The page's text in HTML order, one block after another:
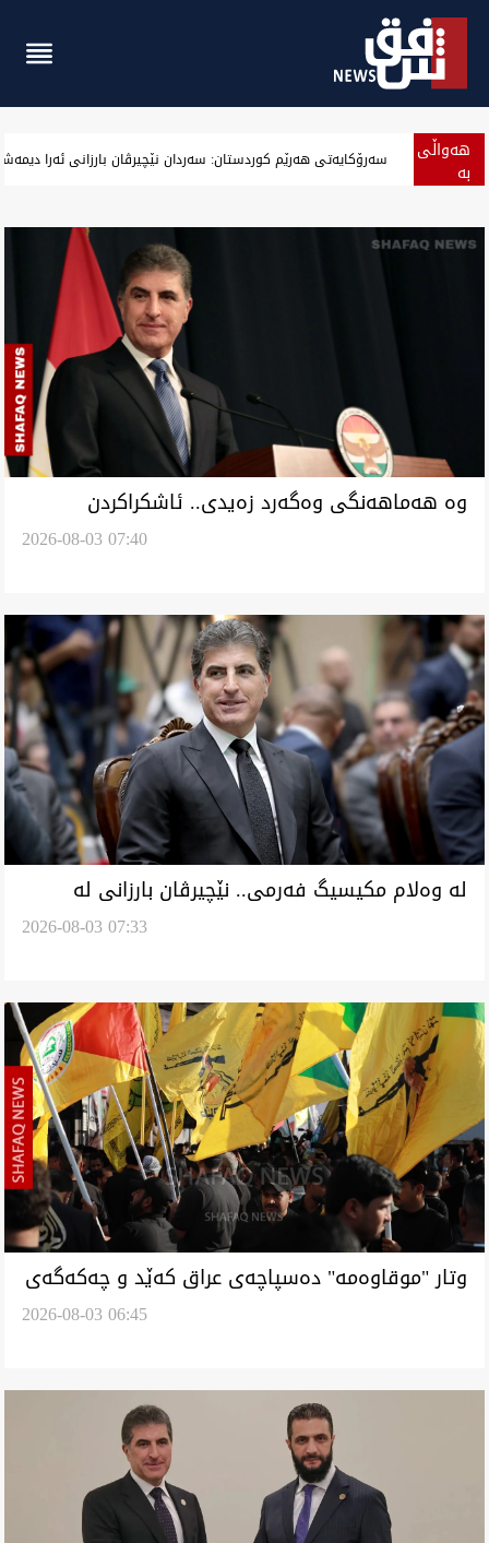
هەواڵی
بە ‏بەرزەوبوین نرخ دۆلار لە بەغداد و جیگیربوینی لە هەولێر وەگەرد
وە هەماهەنگی وەگەرد زەیدی.. ئاشکراکردن
هۊردەکارییەیل سەردان نێچیرڤان بارزانی ئەرا2026-08-03 07:40
لە وەلام مکیسیگ فەرمی.. نێچیرڤان بارزانی لە
2026-08-03 07:33
وتار "موقاوەمە" دەسپاچەی عراق کەێد و چەکەگەی
2026-08-03 06:45